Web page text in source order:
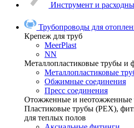
Инструмент и
Трубопроводы для
Крепеж для труб
MeerPlast
NN
Металлопластиковые трубы и
Металлопластиковые
Обжимные соединения
Пресс соединения
Отожженные и неотожженные
Пластиковые трубы (РЕХ),
для теплых полов